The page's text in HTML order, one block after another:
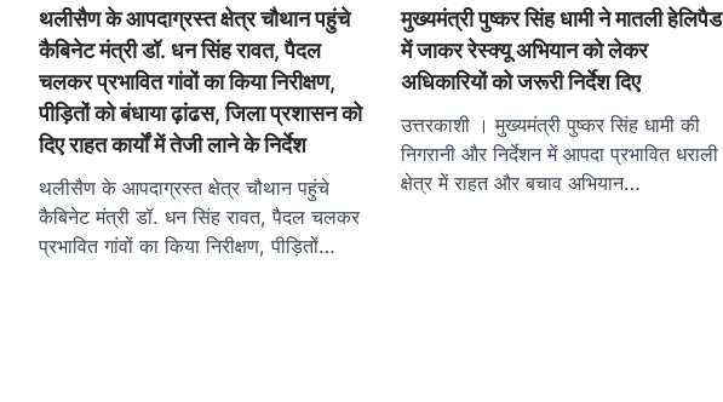
थलीसैण के आपदाग्रस्त क्षेत्र चौथान पहुंचे
कैबिनेट मंत्री डॉ. धन सिंह रावत, पैदल
चलकर प्रभावित गांवों का किया निरीक्षण,
पीड़ितों को बंधाया ढ़ांढस, जिला प्रशासन को
दिए राहत कार्यों में तेजी लाने के निर्देश
थलीसैण के आपदाग्रस्त क्षेत्र चौथान पहुंचे
कैबिनेट मंत्री डॉ. धन सिंह रावत, पैदल चलकर
प्रभावित गांवों का किया निरीक्षण, पीड़ितों…
मुख्यमंत्री पुष्कर सिंह धामी ने मातली हेलिपैड
में जाकर रेस्क्यू अभियान को लेकर
अधिकारियों को जरूरी निर्देश दिए
उत्तरकाशी । मुख्यमंत्री पुष्कर सिंह धामी की
निगरानी और निर्देशन में आपदा प्रभावित धराली
क्षेत्र में राहत और बचाव अभियान…